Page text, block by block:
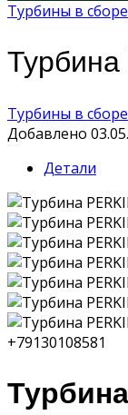
Турбины в сборе
Турбины в сборе
Добавлено
Детали
+79130108581